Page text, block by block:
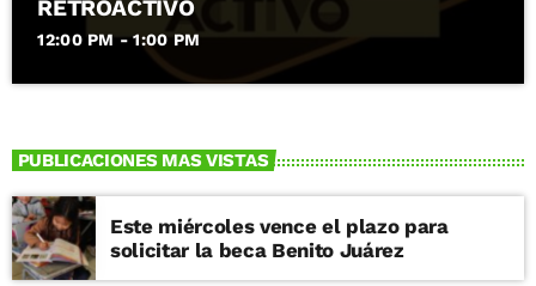
RETROACTIVO
12:00 PM - 1:00 PM
PUBLICACIONES MAS VISTAS
Este miércoles vence el plazo para
solicitar la beca Benito Juárez